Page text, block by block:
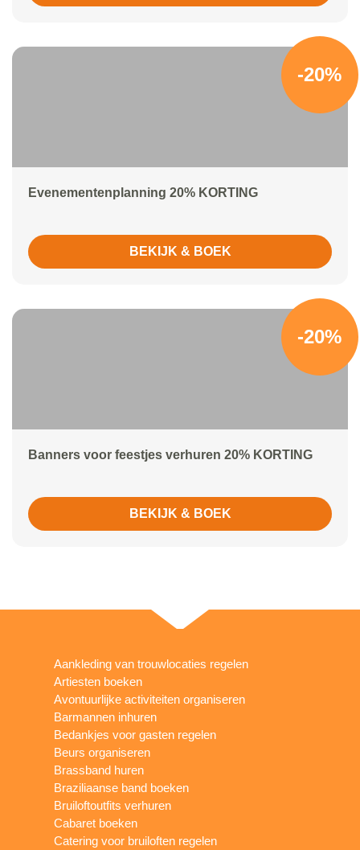
-20%
Evenementenplanning 20% KORTING
BEKIJK & BOEK
-20%
Banners voor feestjes verhuren 20% KORTING
BEKIJK & BOEK
Aankleding van trouwlocaties regelen
Artiesten boeken
Avontuurlijke activiteiten organiseren
Barmannen inhuren
Bedankjes voor gasten regelen
Beurs organiseren
Brassband huren
Braziliaanse band boeken
Bruiloftoutfits verhuren
Cabaret boeken
Catering voor bruiloften regelen